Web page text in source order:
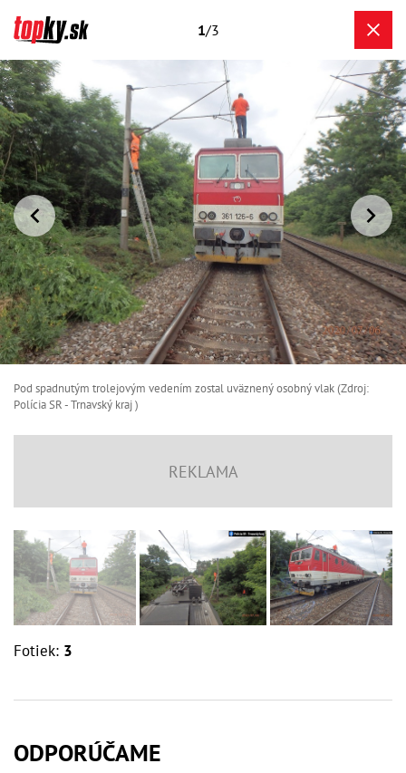
1/3
Pod spadnutým trolejovým vedením zostal uväznený osobný vlak (Zdroj:
Polícia SR - Trnavský kraj )
Fotiek: 3
ODPORÚČAME